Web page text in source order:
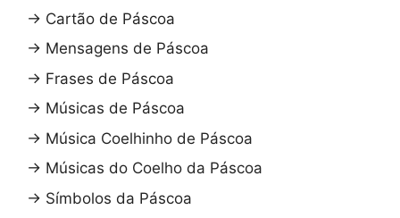
→ Cartão de Páscoa
→ Mensagens de Páscoa
→ Frases de Páscoa
→ Músicas de Páscoa
→ Música Coelhinho de Páscoa
→ Músicas do Coelho da Páscoa
→ Símbolos da Páscoa